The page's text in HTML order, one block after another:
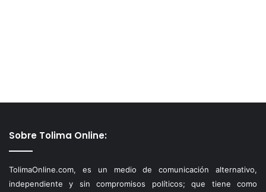
Sobre Tolima Online:
TolimaOnline.com, es un medio de comunicación alternativo,
independiente y sin compromisos políticos; que tiene como